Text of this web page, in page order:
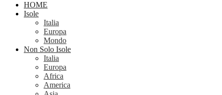
HOME
Isole
Italia
Europa
Mondo
Non Solo Isole
Italia
Europa
Africa
America